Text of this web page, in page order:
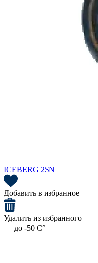
ICEBERG 2SN
Добавить в избранное
Удалить из избранного
до -50 C°